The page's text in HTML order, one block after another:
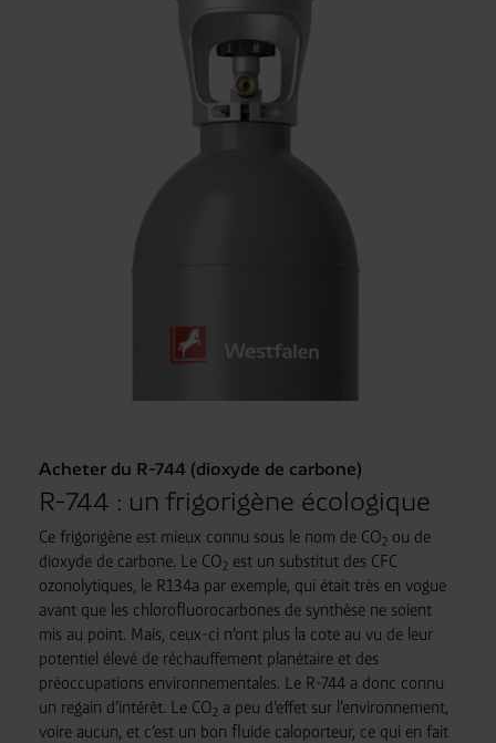
Acheter du R-744 (dioxyde de carbone)
R-744 : un frigorigène écologique
Ce frigorigène est mieux connu sous le nom de CO2ou de
dioxyde de carbone. Le CO2est un substitut des CFC
ozonolytiques, le R134a par exemple, qui était très en vogue
avant que les chlorofluorocarbones de synthèse ne soient
mis au point. Mais, ceux-ci n’ont plus la cote au vu de leur
potentiel élevé de réchauffement planétaire et des
préoccupations environnementales. Le R-744 a donc connu
un regain d’intérêt. Le CO2a peu d’effet sur l’environnement,
voire aucun, et c’est un bon fluide caloporteur, ce qui en fait